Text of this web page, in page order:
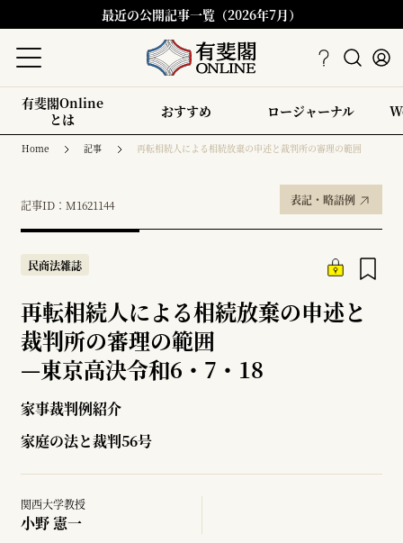
最近の公開記事一覧（2026年7月）
有斐閣Online
とは
おすすめ ロージャーナル
Home 記事 再転相続人による相続放棄の申述と裁判所の審理の範囲
記事ID：M1621144 表記・略語例
民商法雑誌
再転相続人による相続放棄の申述と
裁判所の審理の範囲
—東京高決令和6・7・18
家事裁判例紹介
家庭の法と裁判56号
関西大学教授
小野 憲一